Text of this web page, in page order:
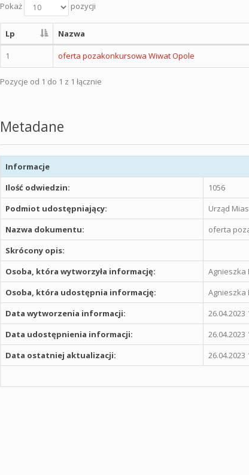
Pokaż pozycji
Lp Nazwa
1 oferta pozakonkursowa Wiwat Opole
Pozycje od 1 do 1 z 1 łącznie
Metadane
Informacje
Ilość odwiedzin:
1056
Podmiot udostępniający:
Urząd
Nazwa dokumentu:
oferta
Skrócony opis:
Osoba, która wytworzyła informację:
Agnieszka
Osoba, która udostępnia informację:
Agnieszka
Data wytworzenia informacji:
26.04.2023
Data udostępnienia informacji:
26.04.2023
Data ostatniej aktualizacji:
26.04.2023